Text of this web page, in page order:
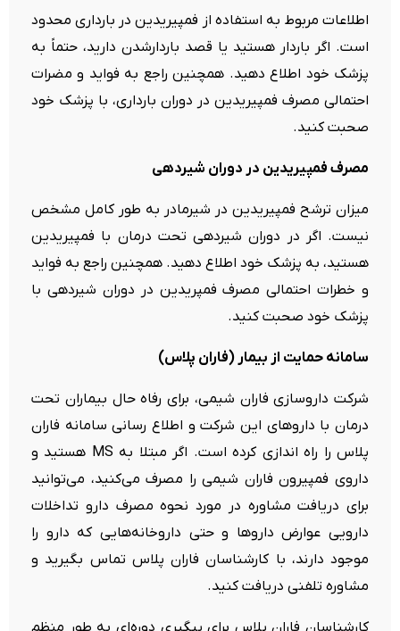
اطلاعات مربوط به استفاده از فمپیریدین در بارداری محدود
است. اگر باردار هستید یا قصد باردارشدن دارید، حتماً به
پزشک خود اطلاع دهید. همچنین راجع به فواید و مضرات
احتمالی مصرف فمپیریدین در دوران بارداری، با پزشک خود
صحبت کنید.
مصرف فمپیریدین در دوران شیردهی
میزان ترشح فمپیریدین در شیرمادر به طور کامل مشخص
نیست. اگر در دوران شیردهی تحت درمان با فمپیریدین
هستید، به پزشک خود اطلاع دهید. همچنین راجع به فواید
و خطرات احتمالی مصرف فمپریدین در دوران شیردهی با
پزشک خود صحبت کنید.
سامانه حمایت از بیمار (فاران پلاس)
شرکت داروسازی فاران شیمی، برای رفاه حال بیماران تحت
درمان با داروهای این شرکت و اطلاع رسانی سامانه فاران
پلاس را راه اندازی کرده است. اگر مبتلا به MS هستید و
داروی فمپیرون فاران شیمی را مصرف می‌کنید، می‌توانید
برای دریافت مشاوره در مورد نحوه مصرف دارو تداخلات
دارویی عوارض داروها و حتی داروخانه‌هایی که دارو را
موجود دارند، با کارشناسان فاران پلاس تماس بگیرید و
مشاوره تلفنی دریافت کنید.
کارشناسان فاران پلاس برای پیگیری دوره‌ای به طور منظم